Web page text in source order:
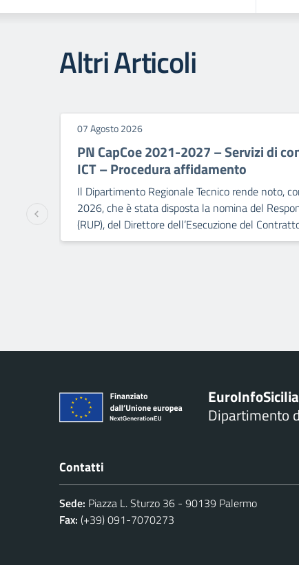
Altri Articoli
07 Agosto 2026
PN CapCoe 2021-2027 – Servizi di
ICT – Procedura affidamento
Il Dipartimento Regionale Tecnico rende noto,
2026, che è stata disposta la nomina del
(RUP), del Direttore dell’Esecuzione del
EuroInfoSicilia
Dipartimento
Contatti
Sede: Piazza L. Sturzo 36 - 90139 Palermo
Fax: (+39) 091-7070273